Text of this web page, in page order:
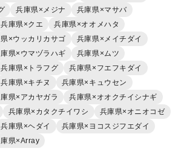
兵庫県×メジナ
兵庫県×マサバ
兵庫県×クエ
兵庫県×オオメハタ
×ウッカリカサゴ
兵庫県×メイチダイ
県×ウマヅラハギ
兵庫県×ムツ
兵庫県×トラフグ
兵庫県×フエフキダイ
兵庫県×キチヌ
兵庫県×キュウセン
県×アカヤガラ
兵庫県×オオクチイシナギ
兵庫県×カタクチイワシ
兵庫県×オニオコゼ
兵庫県×ヘダイ
兵庫県×ヨコスジフエダイ
県×Array